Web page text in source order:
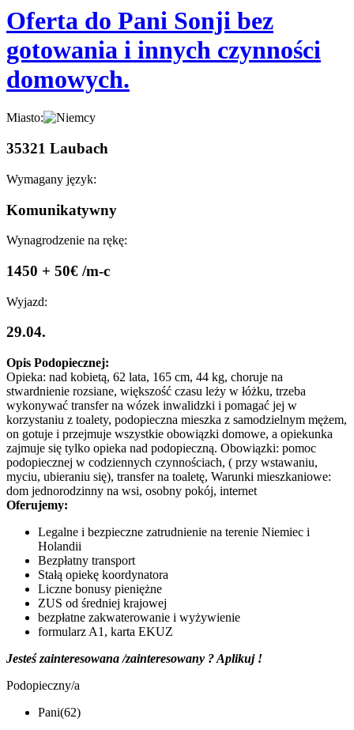
Oferta do Pani Sonji bez
gotowania i innych czynności
domowych.
Miasto:
35321 Laubach
Wymagany język:
Komunikatywny
Wynagrodzenie na rękę:
1450 + 50€ /m-c
Wyjazd:
29.04.
Opis Podopiecznej:
Opieka: nad kobietą, 62 lata, 165 cm, 44 kg, choruje na
stwardnienie rozsiane, większość czasu leży w łóżku, trzeba
wykonywać transfer na wózek inwalidzki i pomagać jej w
korzystaniu z toalety, podopieczna mieszka z samodzielnym mężem,
on gotuje i przejmuje wszystkie obowiązki domowe, a opiekunka
zajmuje się tylko opieka nad podopieczną. Obowiązki: pomoc
podopiecznej w codziennych czynnościach, ( przy wstawaniu,
myciu, ubieraniu się), transfer na toaletę, Warunki mieszkaniowe:
dom jednorodzinny na wsi, osobny pokój, internet
Oferujemy:
Legalne i bezpieczne zatrudnienie na terenie Niemiec i
Holandii
Bezpłatny transport
Stałą opiekę koordynatora
Liczne bonusy pieniężne
ZUS od średniej krajowej
bezpłatne zakwaterowanie i wyżywienie
formularz A1, karta EKUZ
Jesteś zainteresowana /zainteresowany ? Aplikuj !
Podopieczny/a
Pani(62)